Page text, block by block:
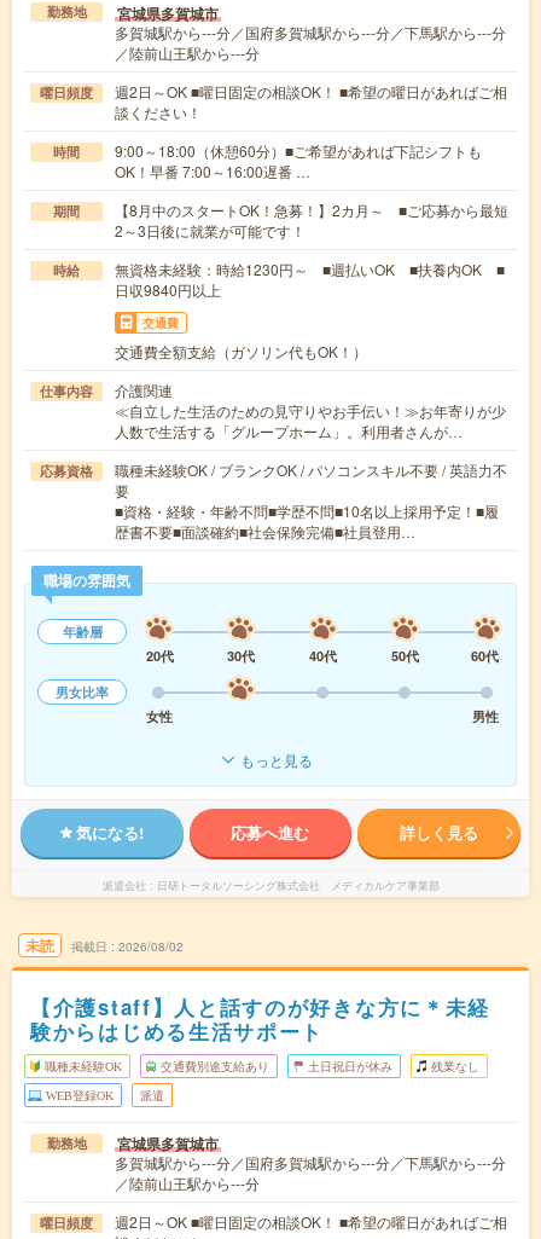
勤務地 宮城県多賀城市
多賀城駅から---分／国府多賀城駅から---分／下馬駅から---分
／陸前山王駅から---分
曜日頻度
週2日～OK ■曜日固定の相談OK！ ■希望の曜日があればご相
談ください！
時間
9:00～18:00（休憩60分）■ご希望があれば下記シフトも
OK！早番 7:00～16:00遅番 …
期間
【8月中のスタートOK！急募！】2カ月～ ■ご応募から最短
2～3日後に就業が可能です！
時給
無資格未経験：時給1230円～ ■週払いOK ■扶養内OK ■
日収9840円以上
交通費
交通費全額支給（ガソリン代もOK！）
仕事内容
介護関連
≪自立した生活のための見守りやお手伝い！≫お年寄りが少
人数で生活する「グループホーム」。利用者さんが…
応募資格
職種未経験OK / ブランクOK / パソコンスキル不要 / 英語力不
要
■資格・経験・年齢不問■学歴不問■10名以上採用予定！■履
歴書不要■面談確約■社会保険完備■社員登用…
職場の雰囲気
年齢層
20代
30代 40代 50代
60代
男女比率
女性
男性
もっと見る
気になる! 応募へ進む 詳しく見る
派遣会社 日研トータルソーシング株式会社 メディカルケア事業部
未読 掲載日 2026/08/02
【介護staff】人と話すのが好きな方に＊未経
験からはじめる生活サポート
職種未経験OK 交通費別途支給あり 土日祝日が休み 残業なし
WEB登録OK 派遣
勤務地 宮城県多賀城市
多賀城駅から---分／国府多賀城駅から---分／下馬駅から---分
／陸前山王駅から---分
曜日頻度
週2日～OK ■曜日固定の相談OK！ ■希望の曜日があればご相